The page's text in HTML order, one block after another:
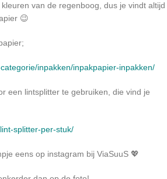
van de regenboog, dus je vindt altijd
😉
inpakken/inpakpapier-inpakken/
een lintsplitter te gebruiken, die vind je
splitter-per-stuk/
eens op instagram bij ViaSuuS 💖